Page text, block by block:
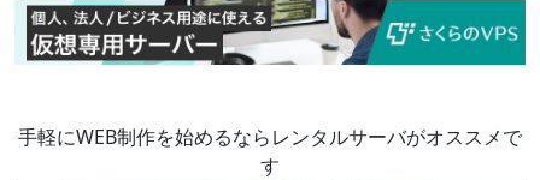
手軽にWEB制作を始めるならレンタルサーバがオススメで
す